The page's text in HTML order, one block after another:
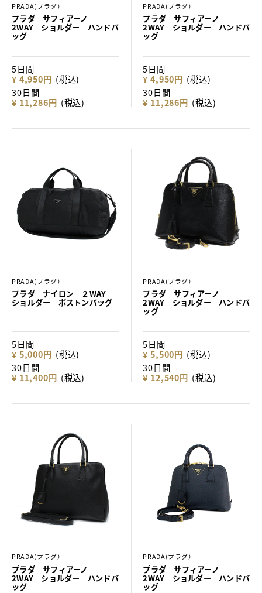
PRADA(プラダ）
プラダ サフィアーノ
2WAY ショルダー ハンドバ
ッグ
5日間
¥ 4,950円 (税込)
30日間
¥ 11,286円 (税込)
PRADA(プラダ）
プラダ サフィアーノ
2WAY ショルダー ハンドバ
ッグ
5日間
¥ 4,950円 (税込)
30日間
¥ 11,286円 (税込)
PRADA(プラダ）
プラダ ナイロン ２WAY
ショルダー ボストンバッグ
5日間
¥ 5,000円 (税込)
30日間
¥ 11,400円 (税込)
PRADA(プラダ）
プラダ サフィアーノ
2WAY ショルダー ハンドバ
ッグ
5日間
¥ 5,500円 (税込)
30日間
¥ 12,540円 (税込)
PRADA(プラダ）
プラダ サフィアーノ
2WAY ショルダー ハンドバ
ッグ
PRADA(プラダ）
プラダ サフィアーノ
2WAY ショルダー ハンドバ
ッグ